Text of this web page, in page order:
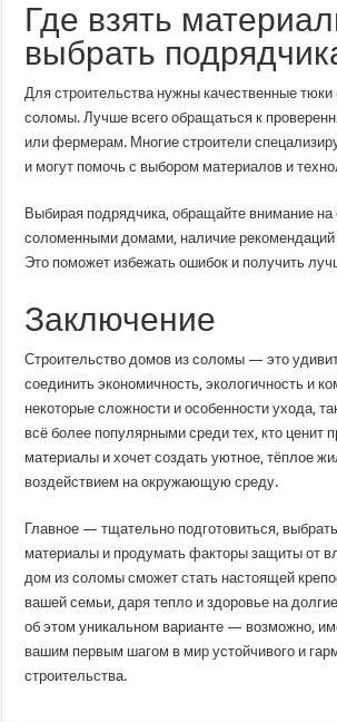
Где взять
выбрать
Для строительства нужны качественные тюки
соломы. Лучше всего обращаться к
или фермерам. Многие строители
и могут помочь с выбором материалов и
Выбирая подрядчика, обращайте внимание на
соломенными домами, наличие рекомендаций
Это поможет избежать ошибок и получить
Заключение
Строительство домов из соломы — это
соединить экономичность, экологичность и
некоторые сложности и особенности ухода,
всё более популярными среди тех, кто ценит
материалы и хочет создать уютное, тёплое
воздействием на окружающую среду.
Главное — тщательно подготовиться,
материалы и продумать факторы защиты от
дом из соломы сможет стать настоящей
вашей семьи, даря тепло и здоровье на
об этом уникальном варианте — возможно,
вашим первым шагом в мир устойчивого и
строительства.